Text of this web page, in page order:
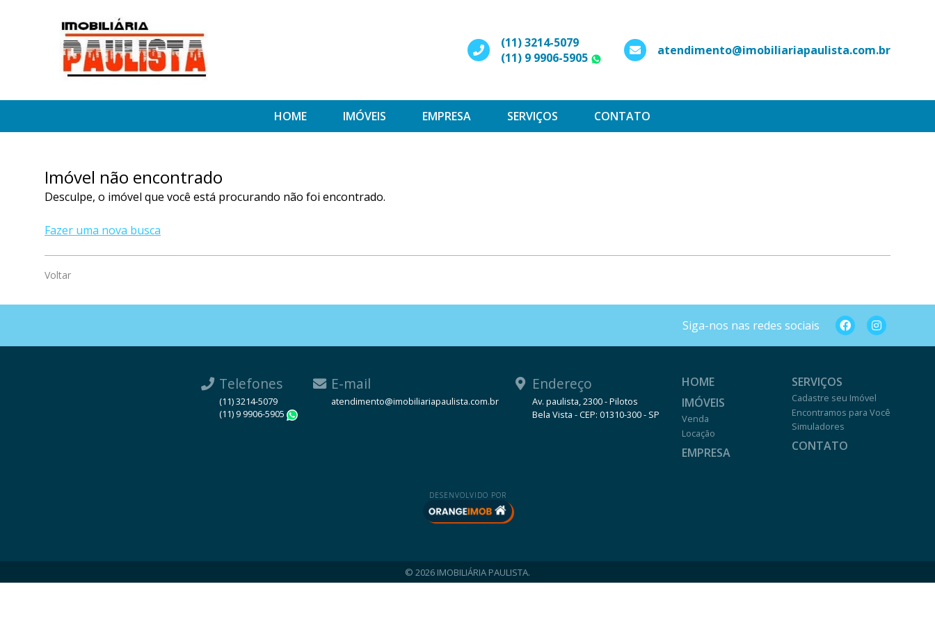
(11) 3214-5079
(11) 9 9906-5905
WhatsApp
atendimento@imobiliariapaulista.com.br
HOME IMÓVEIS EMPRESA SERVIÇOS CONTATO
Imóvel não encontrado
Desculpe, o imóvel que você está procurando não foi encontrado.
Fazer uma nova busca
Voltar
Siga-nos nas redes sociais
Telefones
(11) 3214-5079
(11) 9 9906-5905
E-mail
atendimento@imobiliariapaulista.com.br
Endereço
Av. paulista, 2300 - Pilotos
Bela Vista - CEP: 01310-300 - SP
HOME
IMÓVEIS
Venda
Locação
EMPRESA
SERVIÇOS
Cadastre seu Imóvel
Encontramos para Você
Simuladores
CONTATO
DESENVOLVIDO POR
© 2026 IMOBILIÁRIA PAULISTA.